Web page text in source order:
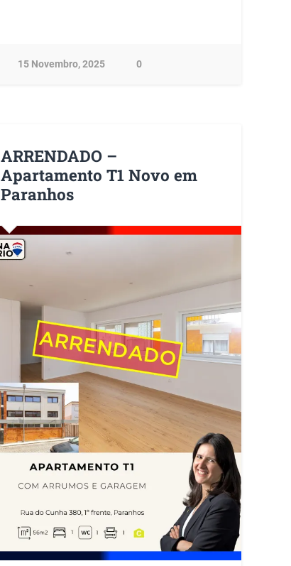
15 Novembro, 2025 0
ARRENDADO –
Apartamento T1 Novo em
Paranhos